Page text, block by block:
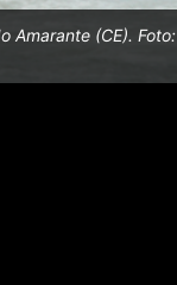
Amarante (CE). Foto: